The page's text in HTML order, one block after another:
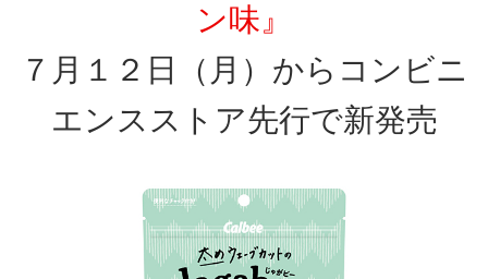
ン味』
７月１２日（月）からコンビニ
エンスストア先行で新発売